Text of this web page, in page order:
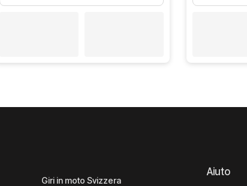
Giri in moto Svizzera
Aiuto